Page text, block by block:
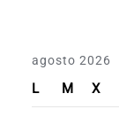
agosto 2026
L M X